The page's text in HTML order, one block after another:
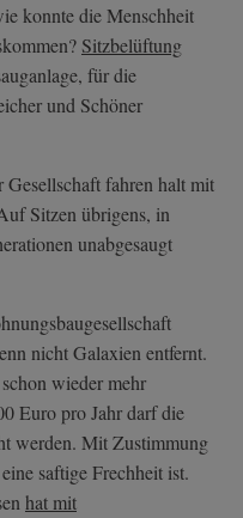
konnte die Menschheit
Sitzbelüftung
für die
und Schöner
fahren halt mit
Sitzen übrigens, in
unabgesaugt
nicht Galaxien entfernt.
wieder mehr
Euro pro Jahr darf die
werden. Mit Zustimmung
saftige Frechheit ist.
hat mit